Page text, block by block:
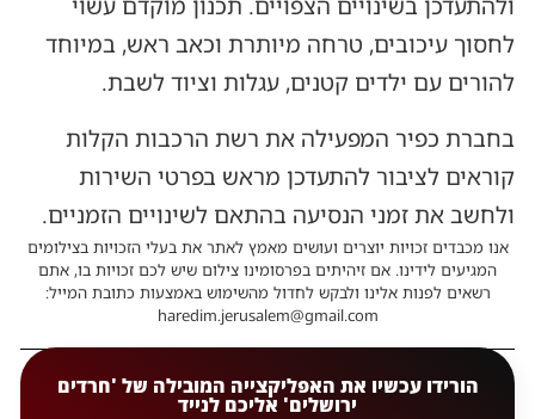
ולהתעדכן בשינויים הצפויים. תכנון מוקדם עשוי
לחסוך עיכובים, טרחה מיותרת וכאב ראש, במיוחד
להורים עם ילדים קטנים, עגלות וציוד לשבת.
בחברת כפיר המפעילה את רשת הרכבות הקלות
קוראים לציבור להתעדכן מראש בפרטי השירות
ולחשב את זמני הנסיעה בהתאם לשינויים הזמניים.
אנו מכבדים זכויות יוצרים ועושים מאמץ לאתר את בעלי הזכויות בצילומים
המגיעים לידינו. אם זיהיתים בפרסומינו צילום שיש לכם זכויות בו, אתם
רשאים לפנות אלינו ולבקש לחדול מהשימוש באמצעות כתובת המייל:
haredim.jerusalem@gmail.com
הורידו עכשיו את האפליקצייה המובילה של 'חרדים
ירושלים' אליכם לנייד